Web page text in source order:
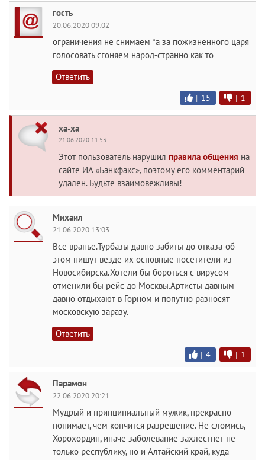
гость
20.06.2020 09:02
ограничения не снимаем *а за пожизненного царя
голосовать сгоняем народ-странно как то
Ответить
| 15 | 1
ха-ха
21.06.2020 11:53
Этот пользователь нарушил правила общения на
сайте ИА «Банкфакс», поэтому его комментарий
удален. Будьте взаимовежливы!
Михаил
21.06.2020 13:03
Все вранье.Турбазы давно забиты до отказа-об
этом пишут везде их основные посетители из
Новосибирска.Хотели бы бороться с вирусом-
отменили бы рейс до Москвы.Артисты давным
давно отдыхают в Горном и попутно разносят
московскую заразу.
Ответить
| 4 | 1
Парамон
22.06.2020 20:21
Мудрый и принципиальный мужик, прекрасно
понимает, чем кончится разрешение. Не сломись,
Хорохордин, иначе заболевание захлестнет не
только республику, но и Алтайский край, куда